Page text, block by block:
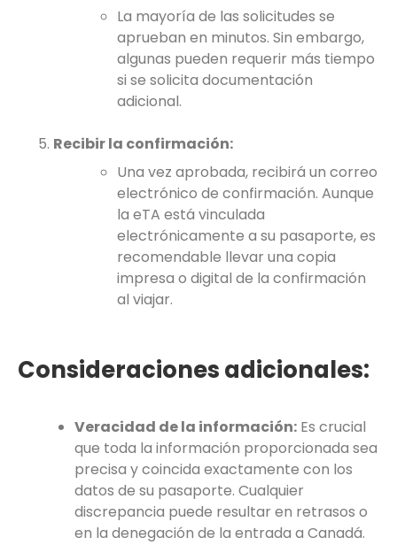
La mayoría de las solicitudes se
aprueban en minutos. Sin embargo,
algunas pueden requerir más tiempo
si se solicita documentación
adicional.
Recibir la confirmación:
Una vez aprobada, recibirá un correo
electrónico de confirmación. Aunque
la eTA está vinculada
electrónicamente a su pasaporte, es
recomendable llevar una copia
impresa o digital de la confirmación
al viajar.
Consideraciones adicionales:
Veracidad de la información: Es crucial
que toda la información proporcionada sea
precisa y coincida exactamente con los
datos de su pasaporte. Cualquier
discrepancia puede resultar en retrasos o
en la denegación de la entrada a Canadá.